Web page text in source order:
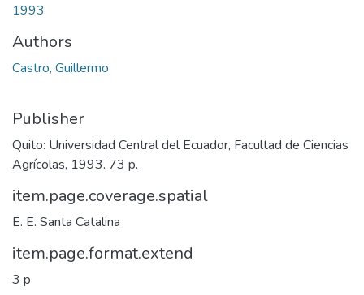
1993
Authors
Castro, Guillermo
Publisher
Quito: Universidad Central del Ecuador, Facultad de Ciencias
Agrícolas, 1993. 73 p.
item.page.coverage.spatial
E. E. Santa Catalina
item.page.format.extend
3 p